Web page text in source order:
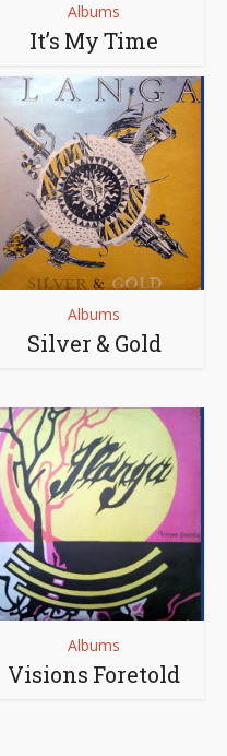
Albums
It’s My Time
Albums
Silver & Gold
Albums
Visions Foretold